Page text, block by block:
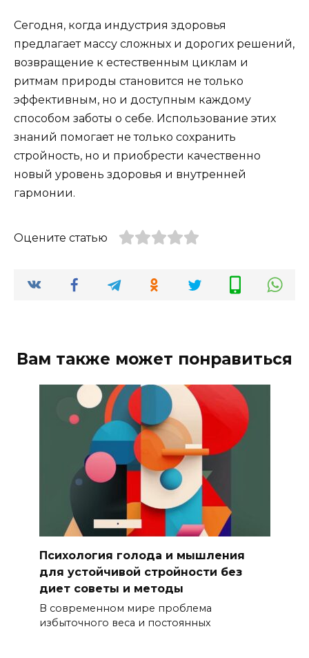
Сегодня, когда индустрия здоровья
предлагает массу сложных и дорогих решений,
возвращение к естественным циклам и
ритмам природы становится не только
эффективным, но и доступным каждому
способом заботы о себе. Использование этих
знаний помогает не только сохранить
стройность, но и приобрести качественно
новый уровень здоровья и внутренней
гармонии.
Оцените статью
Вам также может понравиться
Психология голода и мышления
для устойчивой стройности без
диет советы и методы
В современном мире проблема
избыточного веса и постоянных